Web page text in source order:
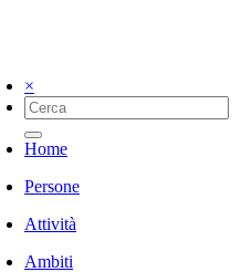
×
Home
Persone
Attività
Ambiti